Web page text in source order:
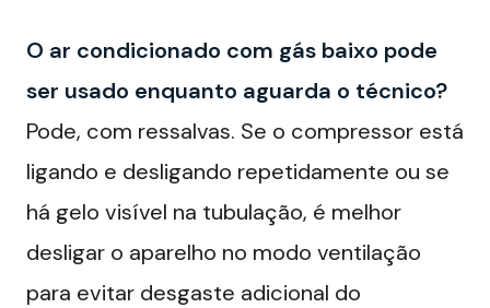
O ar condicionado com gás baixo pode
ser usado enquanto aguarda o técnico?
Pode, com ressalvas. Se o compressor está
ligando e desligando repetidamente ou se
há gelo visível na tubulação, é melhor
desligar o aparelho no modo ventilação
para evitar desgaste adicional do